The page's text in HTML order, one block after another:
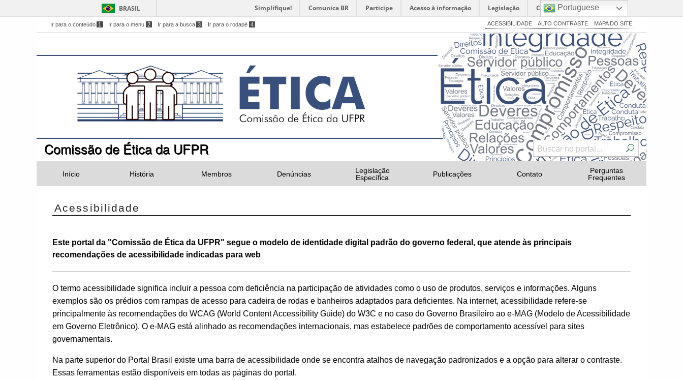
BRASIL Simplifique! Comunica BR Participe Acesso à informação Legislação Canais
Ir para o conteúdo 1 Ir para o menu 2 Ir para a busca 3 Ir para o rodapé 4 ACESSIBILIDADE ALTO CONTRASTE MAPA DO SITE
Comissão de Ética da UFPR
Início História Membros Denúncias
Legislação
Específica
Publicações Contato
Perguntas
Frequentes
Acessibilidade
Este portal da "Comissão de Ética da UFPR" segue o modelo de identidade digital padrão do governo federal, que atende às principais
recomendações de acessibilidade indicadas para web
O termo acessibilidade significa incluir a pessoa com deficiência na participação de atividades como o uso de produtos, serviços e informações. Alguns
exemplos são os prédios com rampas de acesso para cadeira de rodas e banheiros adaptados para deficientes. Na internet, acessibilidade refere-se
principalmente às recomendações do WCAG (World Content Accessibility Guide) do W3C e no caso do Governo Brasileiro ao e-MAG (Modelo de Acessibilidade
em Governo Eletrônico). O e-MAG está alinhado as recomendações internacionais, mas estabelece padrões de comportamento acessível para sites
governamentais.
Na parte superior do Portal Brasil existe uma barra de acessibilidade onde se encontra atalhos de navegação padronizados e a opção para alterar o contraste.
Essas ferramentas estão disponíveis em todas as páginas do portal.
Portuguese